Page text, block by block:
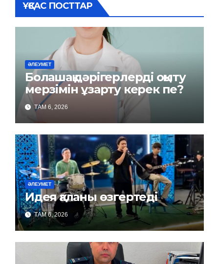
ҰҚСАС ПОСТТАР
ӘЛЕУМЕТ
Болашақ дәрігерлерді оқыту
мерзімін ұзарту керек пе?
ТАМ 6, 2026
ӘЛЕУМЕТ
Идея қаланы өзгертеді
ТАМ 6, 2026